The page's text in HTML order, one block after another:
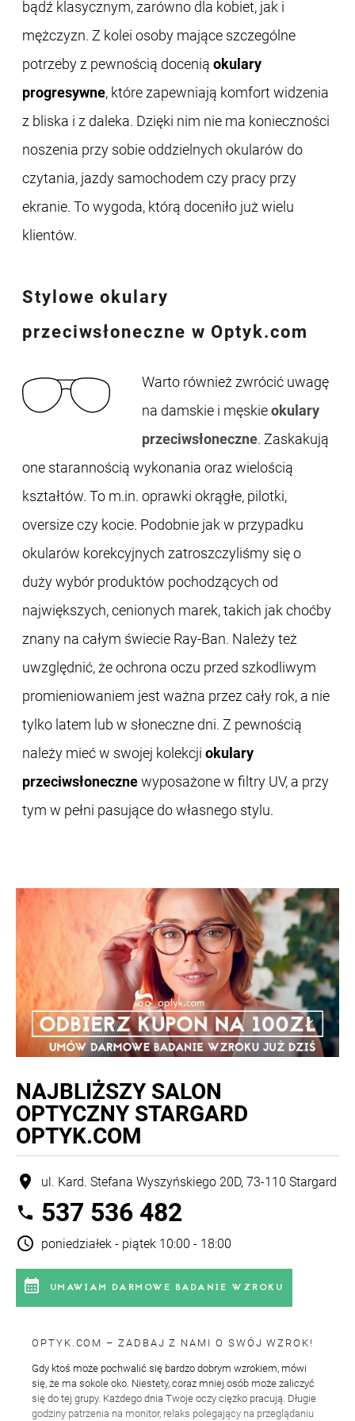
bądź klasycznym, zarówno dla kobiet, jak i
mężczyzn. Z kolei osoby mające szczególne
potrzeby z pewnością docenią okulary
progresywne, które zapewniają komfort widzenia
z bliska i z daleka. Dzięki nim nie ma konieczności
noszenia przy sobie oddzielnych okularów do
czytania, jazdy samochodem czy pracy przy
ekranie. To wygoda, którą doceniło już wielu
klientów.
Styloweokulary
przeciwsłoneczne w Optyk.com
Warto również zwrócić uwagę
na damskie i męskieokulary
przeciwsłoneczne. Zaskakują
one starannością wykonania oraz wielością
kształtów. To m.in. oprawki okrągłe, pilotki,
oversize czy kocie. Podobnie jak w przypadku
okularów korekcyjnych zatroszczyliśmy się o
duży wybór produktów pochodzących od
największych, cenionych marek, takich jak choćby
znany na całym świecie Ray-Ban. Należy też
uwzględnić, że ochrona oczu przed szkodliwym
promieniowaniem jest ważna przez cały rok, a nie
tylko latem lub w słoneczne dni. Z pewnością
należy mieć w swojej kolekcji okulary
przeciwsłonecznewyposażone w filtry UV, a przy
tym w pełni pasujące do własnego stylu.
NAJBLIŻSZY SALON
OPTYCZNY STARGARD
OPTYK.COM
location_on ul. Kard. Stefana Wyszyńskiego 20D, 73-110 Stargard
phone 537 536 482
schedule poniedziałek - piątek 10:00 - 18:00
calendar_month UMAWIAM DARMOWE BADANIE WZROKU
OPTYK.COM – ZADBAJ Z NAMI O SWÓJ WZROK!
Gdy ktoś może pochwalić się bardzo dobrym wzrokiem, mówi
się, że ma sokole oko. Niestety, coraz mniej osób może zaliczyć
się do tej grupy. Każdego dnia Twoje oczy ciężko pracują. Długie
godziny patrzenia na monitor, relaks polegający na przeglądaniu